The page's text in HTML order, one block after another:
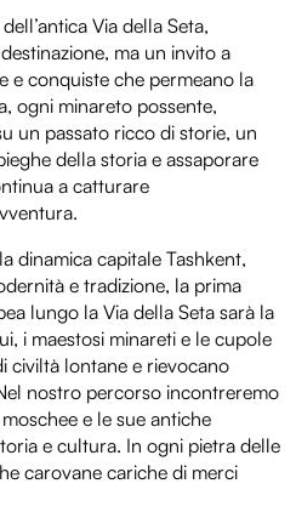
Via della Seta,
ma un invito a
e conquiste che permeano la
ogni minareto possente,
un passato ricco di storie, un
della storia e assaporare
a catturare
dinamica capitale Tashkent,
e tradizione, la prima
lungo la Via della Seta sarà la
i maestosi minareti e le cupole
civiltà lontane e rievocano
nostro percorso incontreremo
e le sue antiche
e cultura. In ogni pietra delle
carovane cariche di merci